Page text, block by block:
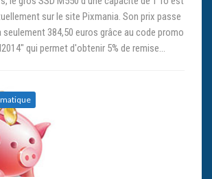
sur le site Pixmania. Son prix passe
seulement 384,50 euros grâce au code promo
qui permet d'obtenir 5% de remise…